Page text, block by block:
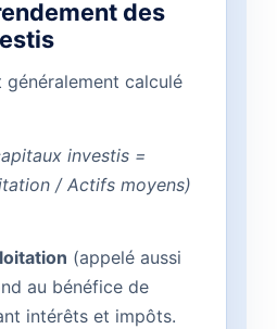
des
généralement calculé
investis =
/ Actifs moyens)
(appelé aussi
au bénéfice de
intérêts et impôts.